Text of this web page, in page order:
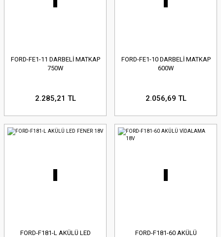
FORD-FE1-11 DARBELİ MATKAP
750W
2.285,21 TL
FORD-FE1-10 DARBELİ MATKAP
600W
2.056,69 TL
FORD-F181-L AKÜLÜ LED
FORD-F181-60 AKÜLÜ